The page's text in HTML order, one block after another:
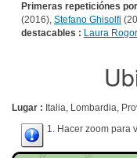
Primeras repeticiónes por
(2016), Stefano Ghisolfi
destacables : Laura
Lugar : Italia, Lombardia,
1. Hacer zoom para